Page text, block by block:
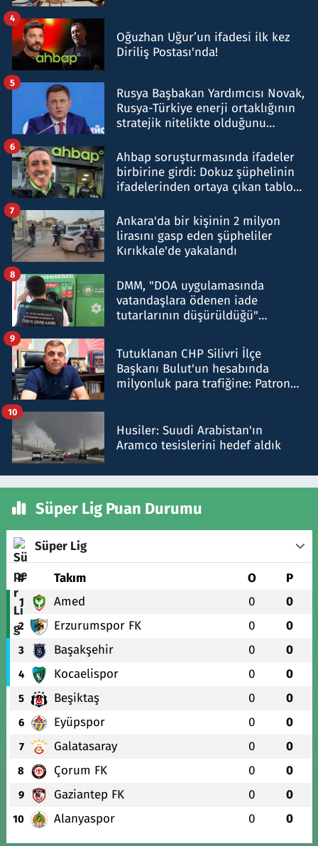
Oğuzhan Uğur’un ifadesi ilk kez
Diriliş Postası'nda!
4
Rusya Başbakan Yardımcısı Novak,
Rusya-Türkiye enerji ortaklığının
stratejik nitelikte olduğunu
5
Ahbap soruşturmasında ifadeler
birbirine girdi: Dokuz şüphelinin
ifadelerinden ortaya çıkan tablo
6
Ankara'da bir kişinin 2 milyon
lirasını gasp eden şüpheliler
Kırıkkale'de yakalandı
7
DMM, "DOA uygulamasında
vatandaşlara ödenen iade
tutarlarının düşürüldüğü"
8
Tutuklanan CHP Silivri İlçe
Başkanı Bulut'un hesabında
milyonluk para trafiğine: Patron
9
Husiler: Suudi Arabistan'ın
Aramco tesislerini hedef aldık
10
Süper Lig Puan Durumu
Süper Lig
# Takım O P
1 Amed 0 0
2 Erzurumspor FK 0 0
3 Başakşehir 0 0
4 Kocaelispor 0 0
5 Beşiktaş 0 0
6 Eyüpspor 0 0
7 Galatasaray 0 0
8 Çorum FK 0 0
9 Gaziantep FK 0 0
10 Alanyaspor 0 0